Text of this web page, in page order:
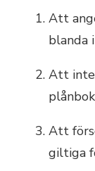
Att
blanda
Att
Att
giltiga